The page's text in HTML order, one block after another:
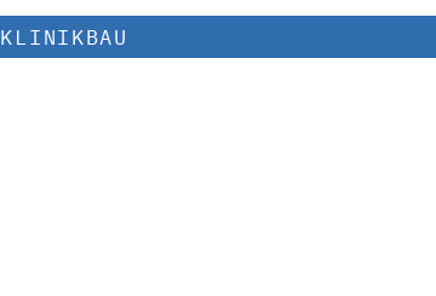
KLINIKBAU